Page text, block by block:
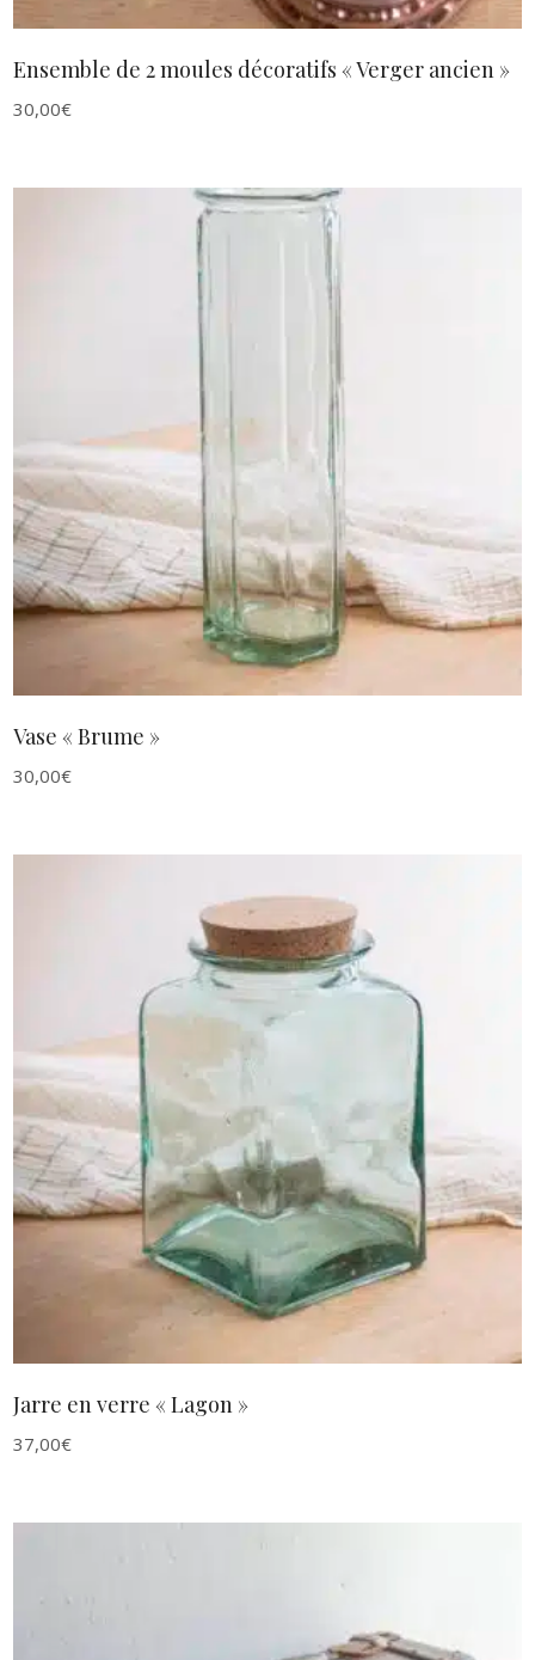
Ensemble de 2 moules décoratifs « Verger ancien »
30,00€
AJOUTER AU PANIER
Vase « Brume »
30,00€
AJOUTER AU PANIER
Jarre en verre « Lagon »
37,00€